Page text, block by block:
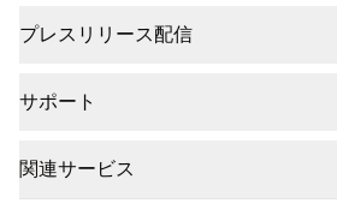
プレスリリース配信
サポート
関連サービス